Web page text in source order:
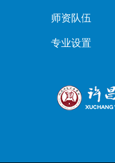
师资队伍
专业设置